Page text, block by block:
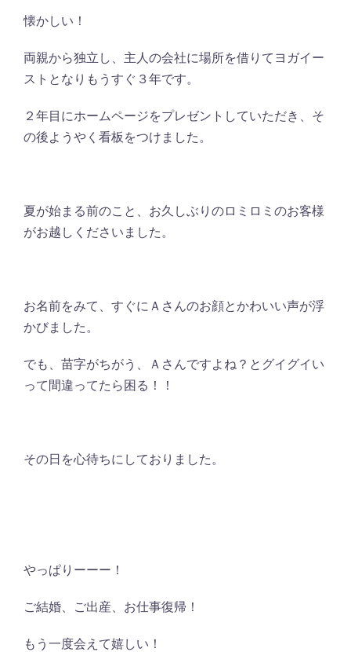
懐かしい！
両親から独立し、主人の会社に場所を借りてヨガイー
ストとなりもうすぐ３年です。
２年目にホームページをプレゼントしていただき、そ
の後ようやく看板をつけました。
夏が始まる前のこと、お久しぶりのロミロミのお客様
がお越しくださいました。
お名前をみて、すぐにＡさんのお顔とかわいい声が浮
かびました。
でも、苗字がちがう、Ａさんですよね？とグイグイい
って間違ってたら困る！！
その日を心待ちにしておりました。
やっぱりーーー！
ご結婚、ご出産、お仕事復帰！
もう一度会えて嬉しい！